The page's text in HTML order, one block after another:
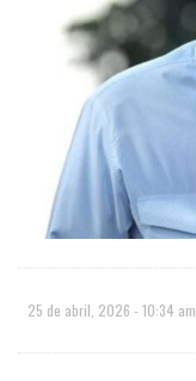
25 de abril, 2026 - 10:34 am